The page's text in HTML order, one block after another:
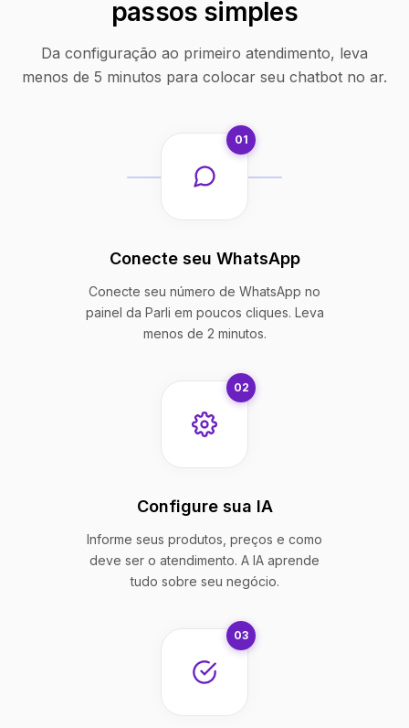
passos simples
Da configuração ao primeiro atendimento, leva
menos de 5 minutos para colocar seu chatbot no ar.
01
Conecte seu WhatsApp
Conecte seu número de WhatsApp no
painel da Parli em poucos cliques. Leva
menos de 2 minutos.
02
Configure sua IA
Informe seus produtos, preços e como
deve ser o atendimento. A IA aprende
tudo sobre seu negócio.
03